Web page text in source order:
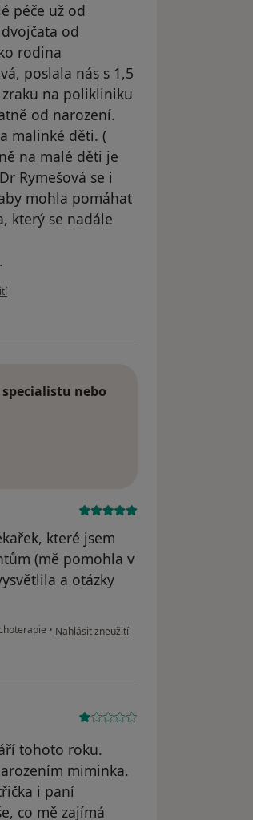
péče už od
od
rodina
poslala nás s 1,5
zraku na polikliniku
od narození.
malinké děti. (
na malé děti je
Rymešová se i
mohla pomáhat
který se nadále
Váš účet byl odstraněn
nebo
které jsem
(mě pomohla v
a otázky
• podle názoru uživatele Váš účet byl odstraněn
Nahlásit zneužití
tohoto roku.
miminka.
i paní
co mě zajímá